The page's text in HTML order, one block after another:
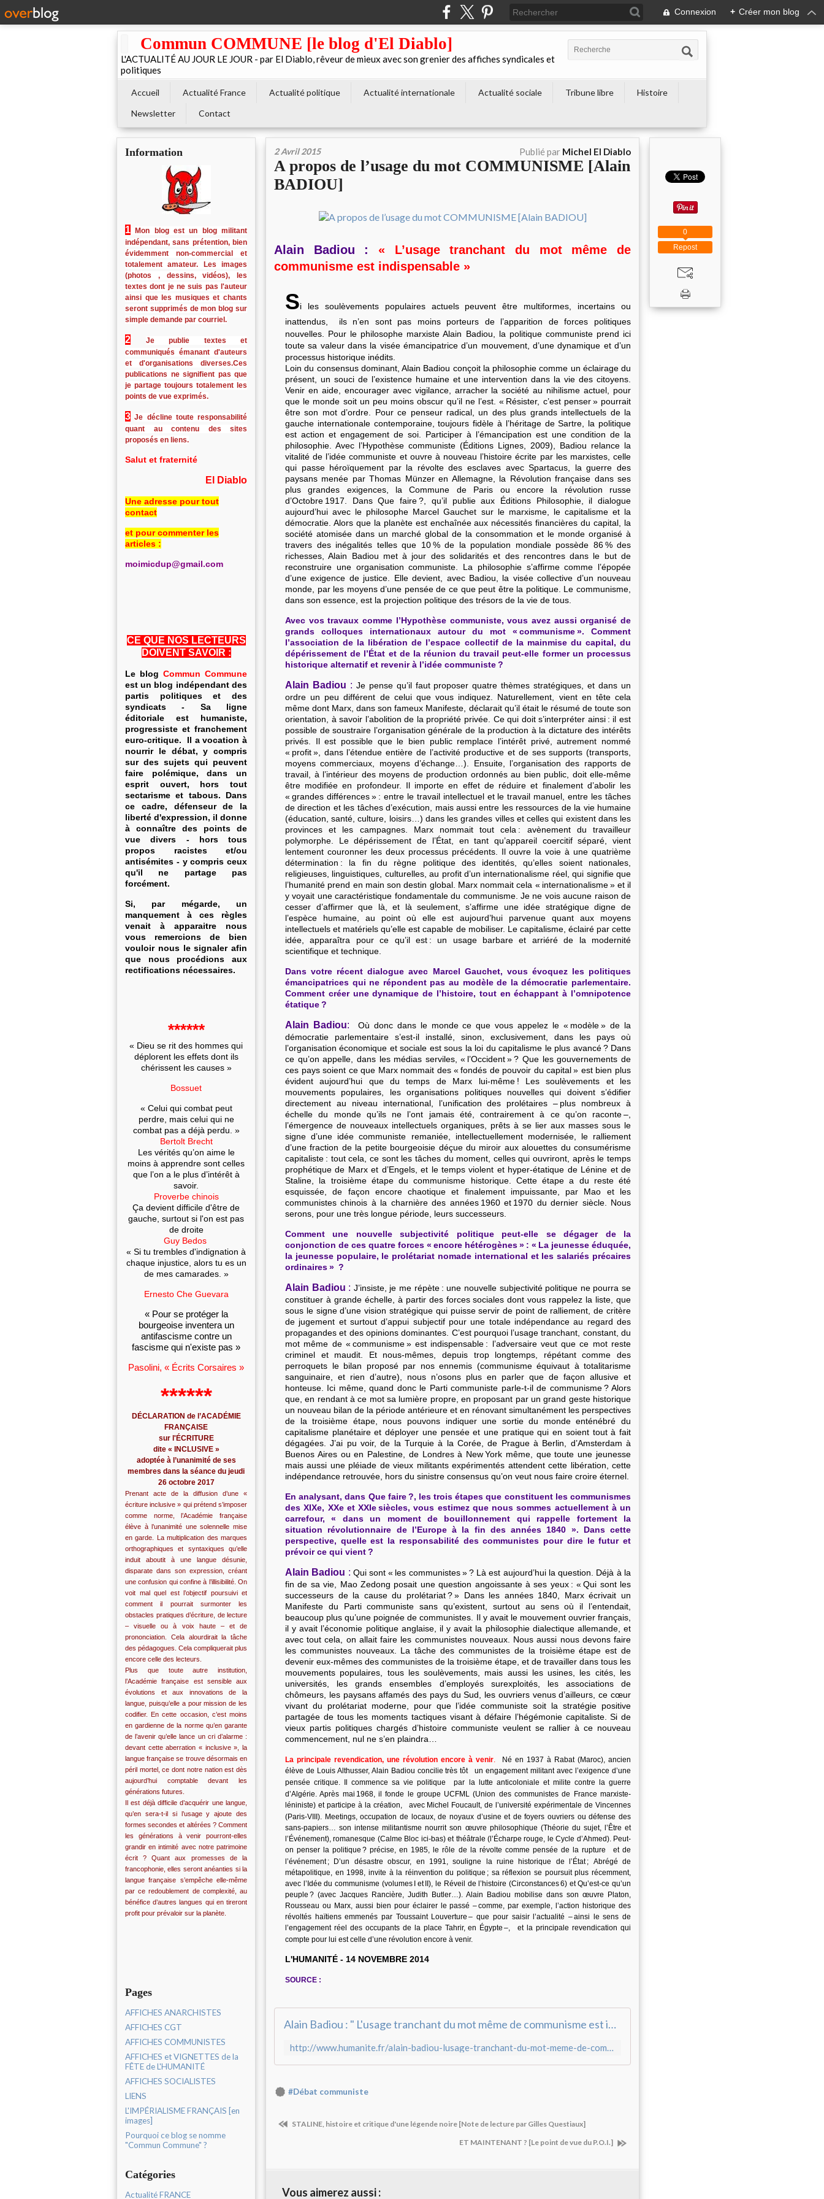
Connexion + Créer mon blog
Commun COMMUNE [le blog d'El Diablo]
L'ACTUALITÉ AU JOUR LE JOUR - par El Diablo, rêveur de mieux avec son grenier des affiches syndicales et
politiques
Accueil Actualité France Actualité politique Actualité internationale Actualité sociale Tribune libre
Histoire
Newsletter
Contact
Information
1
Mon blog est un blog militant
indépendant, sans prétention, bien
évidemment non-commercial et
totalement amateur. Les images
(photos , dessins, vidéos), les
textes dont je ne suis pas l'auteur
ainsi que les musiques et chants
seront supprimés de mon blog sur
simple demande par courriel.
2
Je publie textes et
communiqués émanant d'auteurs
et d'organisations diverses.Ces
publications ne signifient pas que
je partage toujours totalement les
points de vue exprimés.
3 Je décline toute responsabilité
quant au contenu des sites
proposés en liens.
Salut et fraternité
El Diablo
Une adresse pour tout
contact
et pour commenter les
articles :
moimicdup@gmail.com
CE QUE NOS LECTEURS
DOIVENT SAVOIR :
Le blog Commun Commune
est un blog indépendant des
partis politiques et des
syndicats - Sa ligne
éditoriale est humaniste,
progressiste et franchement
euro-critique. Il a vocation à
nourrir le débat, y compris
sur des sujets qui peuvent
faire polémique, dans un
esprit ouvert, hors tout
sectarisme et tabous. Dans
ce cadre, défenseur de la
liberté d'expression, il donne
à connaître des points de
vue divers - hors tous
propos racistes et/ou
antisémites - y compris ceux
qu'il ne partage pas
forcément.
Si, par mégarde, un
manquement à ces règles
venait à apparaitre nous
vous remercions de bien
vouloir nous le signaler afin
que nous procédions aux
rectifications nécessaires.
******
« Dieu se rit des hommes qui
déplorent les effets dont ils
chérissent les causes »
Bossuet
« Celui qui combat peut
perdre, mais celui qui ne
combat pas a déjà perdu. »
Bertolt Brecht
Les vérités qu’on aime le
moins à apprendre sont celles
que l’on a le plus d’intérêt à
savoir.
Proverbe chinois
Ça devient difficile d'être de
gauche, surtout si l'on est pas
de droite
Guy Bedos
« Si tu trembles d'indignation à
chaque injustice, alors tu es un
de mes camarades. »
Ernesto Che Guevara
« Pour se protéger la
bourgeoise inventera un
antifascisme contre un
fascisme qui n'existe pas »
Pasolini, « Écrits Corsaires »
******
DÉCLARATION de l’ACADÉMIE
FRANÇAISE
sur l'ÉCRITURE
dite « INCLUSIVE »
adoptée à l’unanimité de ses
membres dans la séance du jeudi
26 octobre 2017
Prenant acte de la diffusion d’une «
écriture inclusive » qui prétend s’imposer
comme norme, l’Académie française
élève à l’unanimité une solennelle mise
en garde. La multiplication des marques
orthographiques et syntaxiques qu’elle
induit aboutit à une langue désunie,
disparate dans son expression, créant
une confusion qui confine à l’illisibilité. On
voit mal quel est l’objectif poursuivi et
comment il pourrait surmonter les
obstacles pratiques d’écriture, de lecture
– visuelle ou à voix haute – et de
prononciation. Cela alourdirait la tâche
des pédagogues. Cela compliquerait plus
encore celle des lecteurs.
Plus que toute autre institution,
l’Académie française est sensible aux
évolutions et aux innovations de la
langue, puisqu’elle a pour mission de les
codifier. En cette occasion, c’est moins
en gardienne de la norme qu’en garante
de l’avenir qu’elle lance un cri d’alarme :
devant cette aberration « inclusive », la
langue française se trouve désormais en
péril mortel, ce dont notre nation est dès
aujourd’hui comptable devant les
générations futures.
Il est déjà difficile d’acquérir une langue,
qu’en sera-t-il si l’usage y ajoute des
formes secondes et altérées ? Comment
les générations à venir pourront-elles
grandir en intimité avec notre patrimoine
écrit ? Quant aux promesses de la
francophonie, elles seront anéanties si la
langue française s’empêche elle-même
par ce redoublement de complexité, au
bénéfice d’autres langues qui en tireront
profit pour prévaloir sur la planète.
Pages
AFFICHES ANARCHISTES
AFFICHES CGT
AFFICHES COMMUNISTES
AFFICHES et VIGNETTES de la
FÊTE de L'HUMANITÉ
AFFICHES SOCIALISTES
LIENS
L'IMPÉRIALISME FRANÇAIS [en
images]
Pourquoi ce blog se nomme
"Commun Commune" ?
Catégories
Actualité FRANCE
2 Avril 2015 Publié par Michel El Diablo
A propos de l’usage du mot COMMUNISME [Alain
BADIOU]
Alain Badiou : « L’usage tranchant du mot même de
communisme est indispensable »
Si les soulèvements populaires actuels peuvent être multiformes, incertains ou
inattendus, ils n’en sont pas moins porteurs de l’apparition de forces politiques
nouvelles. Pour le philosophe marxiste Alain Badiou, la politique communiste prend ici
toute sa valeur dans la visée émancipatrice d’un mouvement, d’une dynamique et d’un
processus historique inédits.
Loin du consensus dominant, Alain Badiou conçoit la philosophie comme un éclairage du
présent, un souci de l’existence humaine et une intervention dans la vie des citoyens.
Venir en aide, encourager avec vigilance, arracher la société au nihilisme actuel, pour
que le monde soit un peu moins obscur qu’il ne l’est. « Résister, c’est penser » pourrait
être son mot d’ordre. Pour ce penseur radical, un des plus grands intellectuels de la
gauche internationale contemporaine, toujours fidèle à l’héritage de Sartre, la politique
est action et engagement de soi. Participer à l’émancipation est une condition de la
philosophie. Avec l’Hypothèse communiste (Éditions Lignes, 2009), Badiou relance la
vitalité de l’idée communiste et ouvre à nouveau l’histoire écrite par les marxistes, celle
qui passe héroïquement par la révolte des esclaves avec Spartacus, la guerre des
paysans menée par Thomas Münzer en Allemagne, la Révolution française dans ses
plus grandes exigences, la Commune de Paris ou encore la révolution russe
d’Octobre 1917. Dans Que faire ?, qu’il publie aux Éditions Philosophie, il dialogue
aujourd’hui avec le philosophe Marcel Gauchet sur le marxisme, le capitalisme et la
démocratie. Alors que la planète est enchaînée aux nécessités financières du capital, la
société atomisée dans un marché global de la consommation et le monde organisé à
travers des inégalités telles que 10 % de la population mondiale possède 86 % des
richesses, Alain Badiou met à jour des solidarités et des rencontres dans le but de
reconstruire une organisation communiste. La philosophie s’affirme comme l’épopée
d’une exigence de justice. Elle devient, avec Badiou, la visée collective d’un nouveau
monde, par les moyens d’une pensée de ce que peut être la politique. Le communisme,
dans son essence, est la projection politique des trésors de la vie de tous.
Avec vos travaux comme l’Hypothèse communiste, vous avez aussi organisé de
grands colloques internationaux autour du mot « communisme ». Comment
l’association de la libération de l’espace collectif de la mainmise du capital, du
dépérissement de l’État et de la réunion du travail peut-elle former un processus
historique alternatif et revenir à l’idée communiste ?
Alain Badiou : Je pense qu’il faut proposer quatre thèmes stratégiques, et dans un
ordre un peu différent de celui que vous indiquez. Naturellement, vient en tête cela
même dont Marx, dans son fameux Manifeste, déclarait qu’il était le résumé de toute son
orientation, à savoir l’abolition de la propriété privée. Ce qui doit s’interpréter ainsi : il est
possible de soustraire l’organisation générale de la production à la dictature des intérêts
privés. Il est possible que le bien public remplace l’intérêt privé, autrement nommé
« profit », dans l’étendue entière de l’activité productive et de ses supports (transports,
moyens commerciaux, moyens d’échange…). Ensuite, l’organisation des rapports de
travail, à l’intérieur des moyens de production ordonnés au bien public, doit elle-même
être modifiée en profondeur. Il importe en effet de réduire et finalement d’abolir les
« grandes différences » : entre le travail intellectuel et le travail manuel, entre les tâches
de direction et les tâches d’exécution, mais aussi entre les ressources de la vie humaine
(éducation, santé, culture, loisirs…) dans les grandes villes et celles qui existent dans les
provinces et les campagnes. Marx nommait tout cela : avènement du travailleur
polymorphe. Le dépérissement de l’État, en tant qu’appareil coercitif séparé, vient
lentement couronner les deux processus précédents. Il ouvre la voie à une quatrième
détermination : la fin du règne politique des identités, qu’elles soient nationales,
religieuses, linguistiques, culturelles, au profit d’un internationalisme réel, qui signifie que
l’humanité prend en main son destin global. Marx nommait cela « internationalisme » et il
y voyait une caractéristique fondamentale du communisme. Je ne vois aucune raison de
cesser d’affirmer que là, et là seulement, s’affirme une idée stratégique digne de
l’espèce humaine, au point où elle est aujourd’hui parvenue quant aux moyens
intellectuels et matériels qu’elle est capable de mobiliser. Le capitalisme, éclairé par cette
idée, apparaîtra pour ce qu’il est : un usage barbare et arriéré de la modernité
scientifique et technique.
Dans votre récent dialogue avec Marcel Gauchet, vous évoquez les politiques
émancipatrices qui ne répondent pas au modèle de la démocratie parlementaire.
Comment créer une dynamique de l’histoire, tout en échappant à l’omnipotence
étatique ?
Alain Badiou: Où donc dans le monde ce que vous appelez le « modèle » de la
démocratie parlementaire s’est-il installé, sinon, exclusivement, dans les pays où
l’organisation économique et sociale est sous la loi du capitalisme le plus avancé ? Dans
ce qu’on appelle, dans les médias serviles, « l’Occident » ? Que les gouvernements de
ces pays soient ce que Marx nommait des « fondés de pouvoir du capital » est bien plus
évident aujourd’hui que du temps de Marx lui-même ! Les soulèvements et les
mouvements populaires, les organisations politiques nouvelles qui doivent s’édifier
directement au niveau international, l’unification des prolétaires – plus nombreux à
échelle du monde qu’ils ne l’ont jamais été, contrairement à ce qu’on raconte –,
l’émergence de nouveaux intellectuels organiques, prêts à se lier aux masses sous le
signe d’une idée communiste remaniée, intellectuellement modernisée, le ralliement
d’une fraction de la petite bourgeoisie déçue du miroir aux alouettes du consumérisme
capitaliste : tout cela, ce sont les tâches du moment, celles qui ouvriront, après le temps
prophétique de Marx et d’Engels, et le temps violent et hyper-étatique de Lénine et de
Staline, la troisième étape du communisme historique. Cette étape a du reste été
esquissée, de façon encore chaotique et finalement impuissante, par Mao et les
communistes chinois à la charnière des années 1960 et 1970 du dernier siècle. Nous
serons, pour une très longue période, leurs successeurs.
Comment une nouvelle subjectivité politique peut-elle se dégager de la
conjonction de ces quatre forces « encore hétérogènes » : « La jeunesse éduquée,
la jeunesse populaire, le prolétariat nomade international et les salariés précaires
ordinaires » ?
Alain Badiou : J’insiste, je me répète : une nouvelle subjectivité politique ne pourra se
constituer à grande échelle, à partir des forces sociales dont vous rappelez la liste, que
sous le signe d’une vision stratégique qui puisse servir de point de ralliement, de critère
de jugement et surtout d’appui subjectif pour une totale indépendance au regard des
propagandes et des opinions dominantes. C’est pourquoi l’usage tranchant, constant, du
mot même de « communisme » est indispensable : l’adversaire veut que ce mot reste
criminel et maudit. Et nous-mêmes, depuis trop longtemps, répétant comme des
perroquets le bilan proposé par nos ennemis (communisme équivaut à totalitarisme
sanguinaire, et rien d’autre), nous n’osons plus en parler que de façon allusive et
honteuse. Ici même, quand donc le Parti communiste parle-t-il de communisme ? Alors
que, en rendant à ce mot sa lumière propre, en proposant par un grand geste historique
un nouveau bilan de la période antérieure et en rénovant simultanément les perspectives
de la troisième étape, nous pouvons indiquer une sortie du monde enténébré du
capitalisme planétaire et déployer une pensée et une pratique qui en soient tout à fait
dégagées. J’ai pu voir, de la Turquie à la Corée, de Prague à Berlin, d’Amsterdam à
Buenos Aires ou en Palestine, de Londres à New York même, que toute une jeunesse
mais aussi une pléiade de vieux militants expérimentés attendent cette libération, cette
indépendance retrouvée, hors du sinistre consensus qu’on veut nous faire croire éternel.
En analysant, dans Que faire ?, les trois étapes que constituent les communismes
des XIXe, XXe et XXIe siècles, vous estimez que nous sommes actuellement à un
carrefour, « dans un moment de bouillonnement qui rappelle fortement la
situation révolutionnaire de l’Europe à la fin des années 1840 ». Dans cette
perspective, quelle est la responsabilité des communistes pour dire le futur et
prévoir ce qui vient ?
Alain Badiou : Qui sont « les communistes » ? Là est aujourd’hui la question. Déjà à la
fin de sa vie, Mao Zedong posait une question angoissante à ses yeux : « Qui sont les
successeurs de la cause du prolétariat ? » Dans les années 1840, Marx écrivait un
Manifeste du Parti communiste sans qu’existent, surtout au sens où il l’entendait,
beaucoup plus qu’une poignée de communistes. Il y avait le mouvement ouvrier français,
il y avait l’économie politique anglaise, il y avait la philosophie dialectique allemande, et
avec tout cela, on allait faire les communistes nouveaux. Nous aussi nous devons faire
les communistes nouveaux. La tâche des communistes de la troisième étape est de
devenir eux-mêmes des communistes de la troisième étape, et de travailler dans tous les
mouvements populaires, tous les soulèvements, mais aussi les usines, les cités, les
universités, les grands ensembles d’employés surexploités, les associations de
chômeurs, les paysans affamés des pays du Sud, les ouvriers venus d’ailleurs, ce cœur
vivant du prolétariat moderne, pour que l’idée communiste soit la stratégie positive
partagée de tous les moments tactiques visant à défaire l’hégémonie capitaliste. Si de
vieux partis politiques chargés d’histoire communiste veulent se rallier à ce nouveau
commencement, nul ne s’en plaindra…
La principale revendication, une révolution encore à venir.
Né en 1937 à Rabat (Maroc), ancien
élève de Louis Althusser, Alain Badiou concilie très tôt un engagement militant avec l’exigence d’une
pensée critique. Il commence sa vie politique par la lutte anticoloniale et milite contre la guerre
d’Algérie. Après mai 1968, il fonde le groupe UCFML (Union des communistes de France marxiste-
léniniste) et participe à la création, avec Michel Foucault, de l’université expérimentale de Vincennes
(Paris-VIII). Meetings, occupation de locaux, de noyaux d’usine et de foyers ouvriers ou défense des
sans-papiers… son intense militantisme nourrit son œuvre philosophique (Théorie du sujet, l’Être et
l’Événement), romanesque (Calme Bloc ici-bas) et théâtrale (l’Écharpe rouge, le Cycle d’Ahmed). Peut-
on penser la politique ? précise, en 1985, le rôle de la révolte comme pensée de la rupture et de
l’événement ; D’un désastre obscur, en 1991, souligne la ruine historique de l’État ; Abrégé de
métapolitique, en 1998, invite à la réinvention du politique ; sa réflexion se poursuit plus récemment,
avec l’Idée du communisme (volumes I et II), le Réveil de l’histoire (Circonstances 6) et Qu’est-ce qu’un
peuple ? (avec Jacques Rancière, Judith Butler…). Alain Badiou mobilise dans son œuvre Platon,
Rousseau ou Marx, aussi bien pour éclairer le passé – comme, par exemple, l’action historique des
révoltés haïtiens emmenés par Toussaint Louverture – que pour saisir l’actualité – ainsi le sens de
l’engagement réel des occupants de la place Tahrir, en Égypte –, et la principale revendication qui
compte pour lui est celle d’une révolution encore à venir.
L'HUMANITÉ - 14 NOVEMBRE 2014
SOURCE :
Alain Badiou : " L'usage tranchant du mot même de communisme est indispensable "
http://www.humanite.fr/alain-badiou-lusage-tranchant-du-mot-meme-de-communisme-est-indispensable-557594
#Débat communiste
STALINE, histoire et critique d'une légende noire [Note de lecture par Gilles Questiaux]
ET MAINTENANT ? [Le point de vue du P.O.I.]
Vous aimerez aussi :
Repost
0